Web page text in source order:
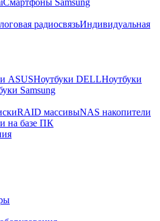
Смартфоны Samsung
радиосвязьИндивидуальная
ASUSНоутбуки DELLНоутбуки
Samsung
RAID массивыNAS накопители
на базе ПК